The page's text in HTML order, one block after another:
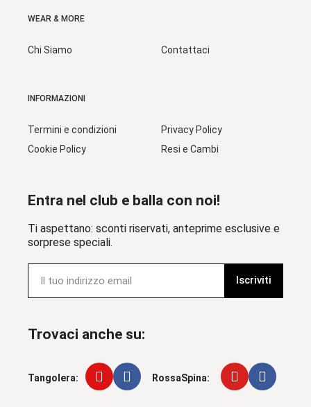
WEAR & MORE
Chi Siamo Contattaci
INFORMAZIONI
Termini e condizioni
Cookie Policy
Privacy Policy
Resi e Cambi
Entra nel club e balla con noi!
Ti aspettano: sconti riservati, anteprime esclusive e
sorprese speciali.
Iscriviti
Trovaci anche su:
Tangolera: RossaSpina: